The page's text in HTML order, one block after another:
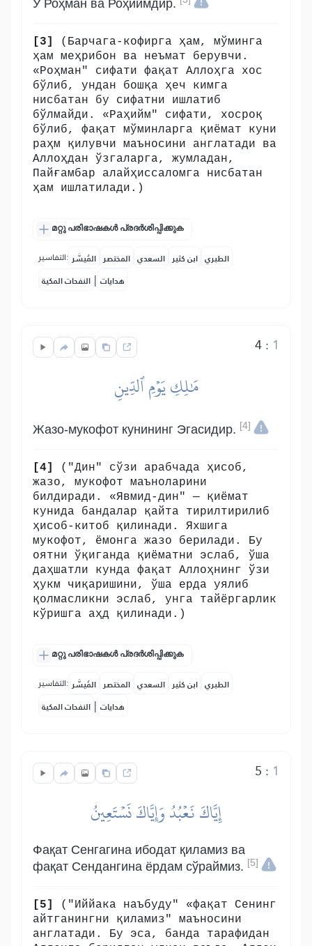
У Роҳман ва Роҳиймдир.
[3]
(Барчага-кофирга ҳам, мўминга
ҳам меҳрибон ва неъмат берувчи.
«Роҳман" сифати фақат Аллоҳга хос
бўлиб, ундан бошқа ҳеч кимга
нисбатан бу сифатни ишлатиб
бўлмайди. «Раҳийм" сифати, хосроқ
бўлиб, фақат мўминларга қиёмат куни
раҳм қилувчи маъносини англатади ва
Аллоҳдан ўзгаларга, жумладан,
Пайғамбар алайҳиссаломга нисбатан
ҳам ишлатилади.)
മറ്റു പരിഭാഷകൾ പ്രദർശിപ്പിക്കുക
التفاسير: المُيسَّر المختصر السعدي ابن كثير الطبري
النفحات المكية | هدايات
4: 1
مَٰلِكِ يَوۡمِ ٱلدِّينِ
Жазо-мукофот кунининг Эгасидир. [4]
[4]
("Дин" сўзи арабчада ҳисоб,
жазо, мукофот маъноларини
билдиради. «Явмид-дин" — қиёмат
кунида бандалар қайта тирилтирилиб
ҳисоб-китоб қилинади. Яхшига
мукофот, ёмонга жазо берилади. Бу
оятни ўқиганда қиёматни эслаб, ўша
даҳшатли кунда фақат Аллоҳнинг ўзи
ҳукм чиқаришини, ўша ерда уялиб
қолмасликни эслаб, унга тайёргарлик
кўришга аҳд қилинади.)
മറ്റു പരിഭാഷകൾ പ്രദർശിപ്പിക്കുക
التفاسير: المُيسَّر المختصر السعدي ابن كثير الطبري
النفحات المكية | هدايات
5 : 1
إِيَّاكَ نَعۡبُدُ وَإِيَّاكَ نَسۡتَعِينُ
Фақат Сенгагина ибодат қиламиз ва
фақат Сендангина ёрдам сўраймиз. [5]
[5]
("Иййака наъбуду" «фақат Сенинг
айтганингни қиламиз" маъносини
англатади. Бу эса, банда тарафидан